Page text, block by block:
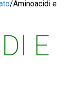
/Aminoacidi e
E